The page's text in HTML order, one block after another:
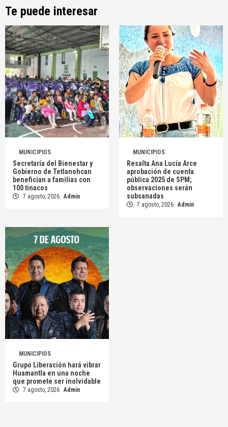
Te puede interesar
MUNICIPIOS
Secretaría del Bienestar y
Gobierno de Tetlanohcan
benefician a familias con
100 tinacos
7 agosto, 2026 Admin
MUNICIPIOS
Resalta Ana Lucía Arce
aprobación de cuenta
pública 2025 de SPM;
observaciones serán
subsanadas
7 agosto, 2026 Admin
MUNICIPIOS
Grupo Liberación hará vibrar
Huamantla en una noche
que promete ser inolvidable
7 agosto, 2026 Admin